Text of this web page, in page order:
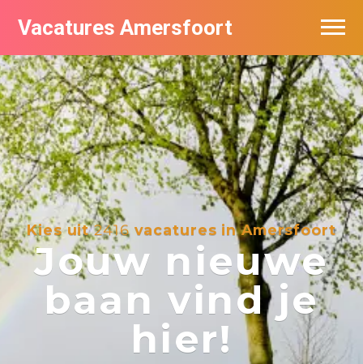
Vacatures Amersfoort
Kies uit2416vacatures in Amersfoort
Jouw nieuwe
baan vind je
hier!
Vacatures per bedrijf
De populairste vacatures in Amersfoort
Nieuwsbrief feed